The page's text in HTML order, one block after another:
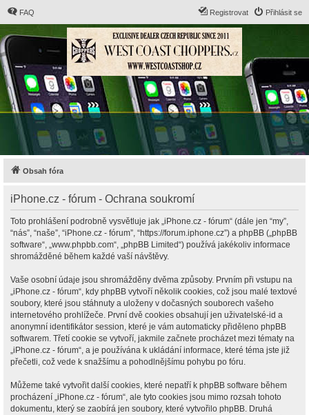
FAQ Přihlásit se
Registrovat
Obsah fóra
iPhone.cz - fórum - Ochrana soukromí
Toto prohlášení podrobně vysvětluje jak „iPhone.cz - fórum“ (dále jen “my”,
“nás”, “naše”, “iPhone.cz - fórum”, “https://forum.iphone.cz”) a phpBB („phpBB
software“, „www.phpbb.com“, „phpBB Limited“) používá jakékoliv informace
shromážděné během každé vaší návštěvy.
Vaše osobní údaje jsou shromážděny dvěma způsoby. Prvním při vstupu na
„iPhone.cz - fórum“, kdy phpBB vytvoří několik cookies, což jsou malé textové
soubory, které jsou stáhnuty a uloženy v dočasných souborech vašeho
internetového prohlížeče. První dvě cookies obsahují jen uživatelské-id a
anonymní identifikátor session, které je vám automaticky přiděleno phpBB
softwarem. Třetí cookie se vytvoří, jakmile začnete procházet mezi tématy na
„iPhone.cz - fórum“, a je používána k ukládání informace, které téma jste již
přečetli, což vede k snažšímu a pohodlnějšímu pohybu po fóru.
Můžeme také vytvořit další cookies, které nepatří k phpBB software během
procházení „iPhone.cz - fórum“, ale tyto cookies jsou mimo rozsah tohoto
dokumentu, který se zaobírá jen soubory, které vytvořilo phpBB. Druhá